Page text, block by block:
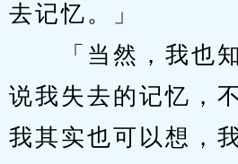
去记忆。」
「当然，我也知
说我失去的记忆
我其实也可以想，